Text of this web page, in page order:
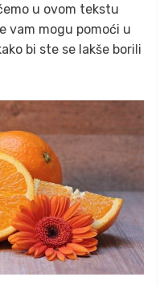
u ovom tekstu
vam mogu pomoći u
bi ste se lakše borili